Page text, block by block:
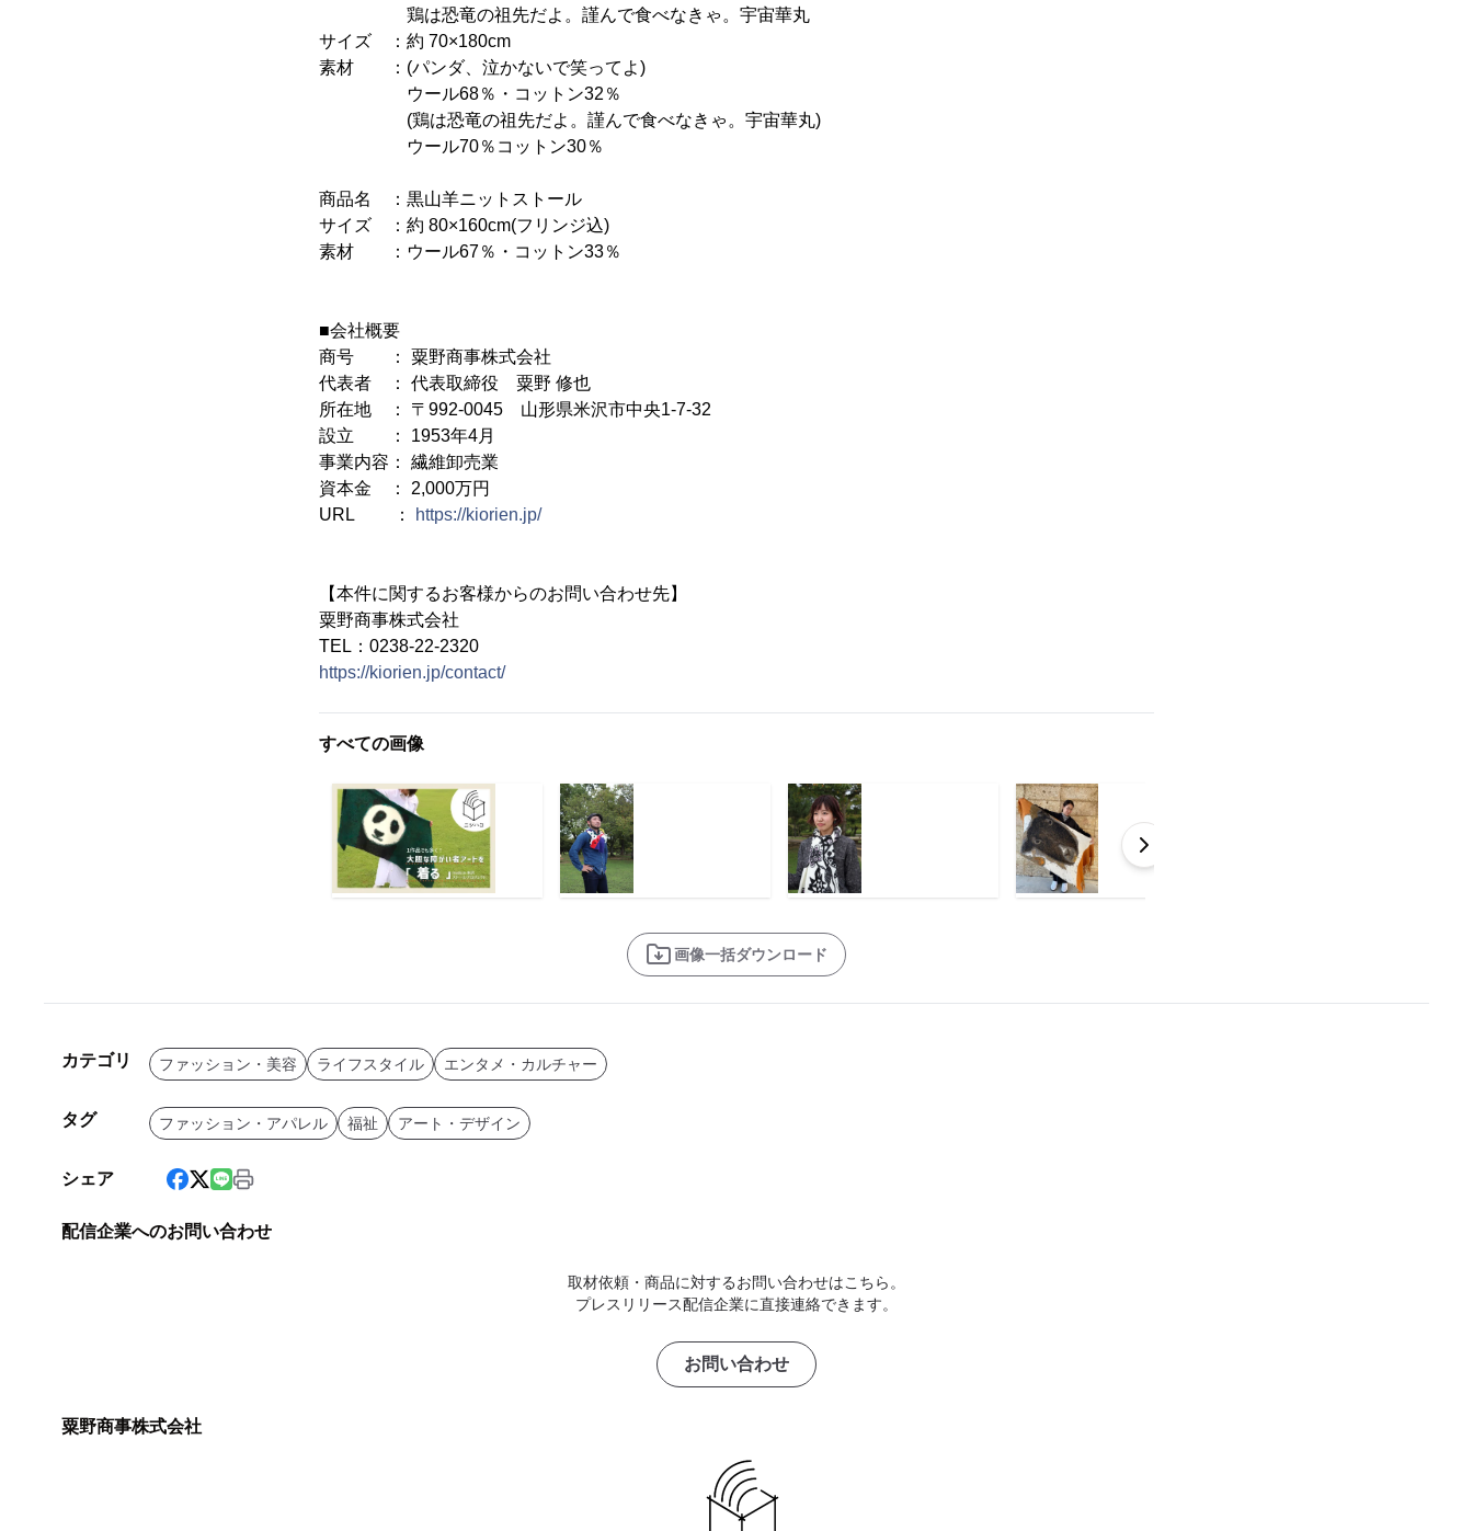
鶏は恐竜の祖先だよ。謹んで食べなきゃ。宇宙華丸
サイズ ：約 70×180cm
素材 ：(パンダ、泣かないで笑ってよ)
ウール68％・コットン32％
(鶏は恐竜の祖先だよ。謹んで食べなきゃ。宇宙華丸)
ウール70％コットン30％
商品名 ：黒山羊ニットストール
サイズ ：約 80×160cm(フリンジ込)
素材 ：ウール67％・コットン33％
■会社概要
商号 ： 粟野商事株式会社
代表者 ： 代表取締役 粟野 修也
所在地 ： 〒992-0045 山形県米沢市中央1-7-32
設立 ： 1953年4月
事業内容： 繊維卸売業
資本金 ： 2,000万円
URL ：
https://kiorien.jp/
【本件に関するお客様からのお問い合わせ先】
粟野商事株式会社
TEL：0238-22-2320
https://kiorien.jp/contact/
すべての画像
画像一括ダウンロード
カテゴリ ファッション・美容 ライフスタイル エンタメ・カルチャー
タグ ファッション・アパレル 福祉 アート・デザイン
シェア
配信企業へのお問い合わせ
取材依頼・商品に対するお問い合わせはこちら。
プレスリリース配信企業に直接連絡できます。
お問い合わせ
粟野商事株式会社